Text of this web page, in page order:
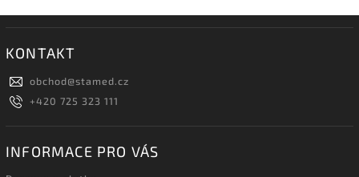
KONTAKT
obchod@stamed.cz
+420 725 323 111
INFORMACE PRO VÁS